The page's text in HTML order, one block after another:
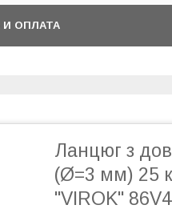
И ОПЛАТА
Ланцюг з
(Ø=3 мм) 25
"VIROK"